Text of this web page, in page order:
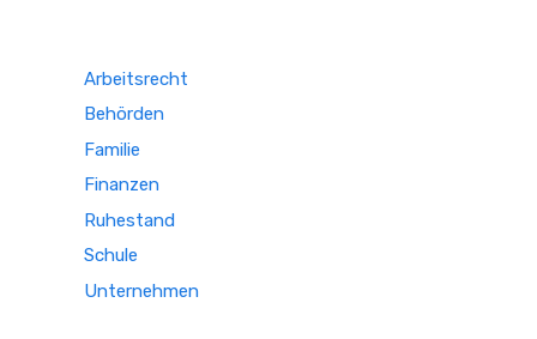
Arbeitsrecht
Behörden
Familie
Finanzen
Ruhestand
Schule
Unternehmen